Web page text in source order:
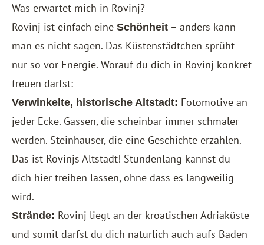
Was erwartet mich in Rovinj?
Rovinj ist einfach eine Schönheit – anders kann
man es nicht sagen. Das Küstenstädtchen sprüht
nur so vor Energie. Worauf du dich in Rovinj konkret
freuen darfst:
Verwinkelte, historische Altstadt: Fotomotive an
jeder Ecke. Gassen, die scheinbar immer schmäler
werden. Steinhäuser, die eine Geschichte erzählen.
Das ist Rovinjs Altstadt! Stundenlang kannst du
dich hier treiben lassen, ohne dass es langweilig
wird.
Strände: Rovinj liegt an der kroatischen Adriaküste
und somit darfst du dich natürlich auch aufs Baden